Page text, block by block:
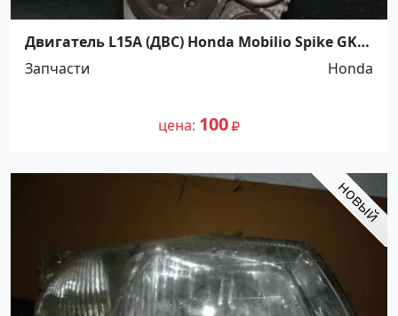
Двигатель L15A (ДВС) Honda Mobilio Spike GK1
Краснодар
Запчасти Honda
цена 100